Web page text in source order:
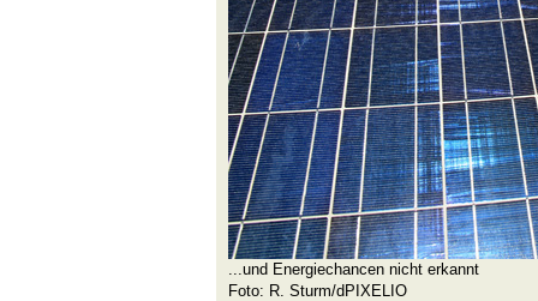
...und Energiechancen nicht erkannt
Foto: R. Sturm/dPIXELIO